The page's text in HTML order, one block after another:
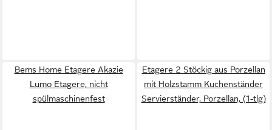
Bems Home Etagere Akazie
Lumo Etagere, nicht
spülmaschinenfest
Etagere 2 Stöckig aus Porzellan
mit Holzstamm Kuchenständer
Servierständer, Porzellan, (1-tlg)